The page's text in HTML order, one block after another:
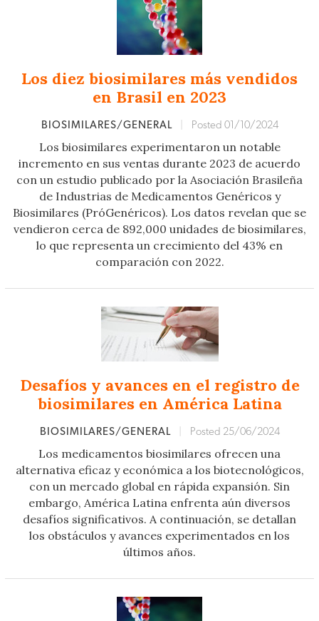
Los diez biosimilares más vendidos
en Brasil en 2023
BIOSIMILARES/GENERAL Posted 01/10/2024
Los biosimilares experimentaron un notable
incremento en sus ventas durante 2023 de acuerdo
con un estudio publicado por la Asociación Brasileña
de Industrias de Medicamentos Genéricos y
Biosimilares (PróGenéricos). Los datos revelan que se
vendieron cerca de 892,000 unidades de biosimilares,
lo que representa un crecimiento del 43% en
comparación con 2022.
Desafíos y avances en el registro de
biosimilares en América Latina
BIOSIMILARES/GENERAL Posted 25/06/2024
Los medicamentos biosimilares ofrecen una
alternativa eficaz y económica a los biotecnológicos,
con un mercado global en rápida expansión. Sin
embargo, América Latina enfrenta aún diversos
desafíos significativos. A continuación, se detallan
los obstáculos y avances experimentados en los
últimos años.